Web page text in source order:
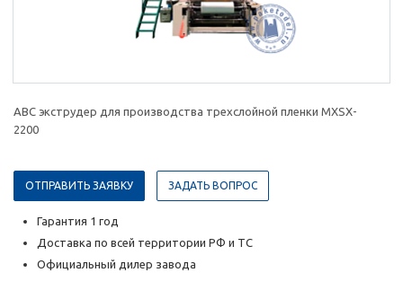
ABC экструдер для производства трехслойной пленки MXSX-
2200
ОТПРАВИТЬ ЗАЯВКУ ЗАДАТЬ ВОПРОС
Гарантия 1 год
Доставка по всей территории РФ и ТС
Официальный дилер завода